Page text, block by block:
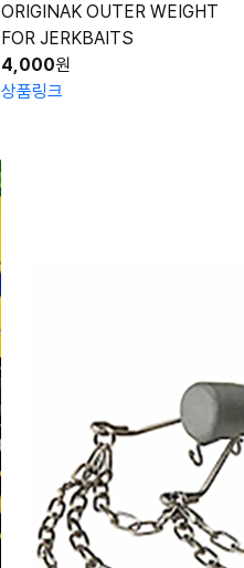
ORIGINAK OUTER WEIGHT
FOR JERKBAITS
4,000원
상품링크